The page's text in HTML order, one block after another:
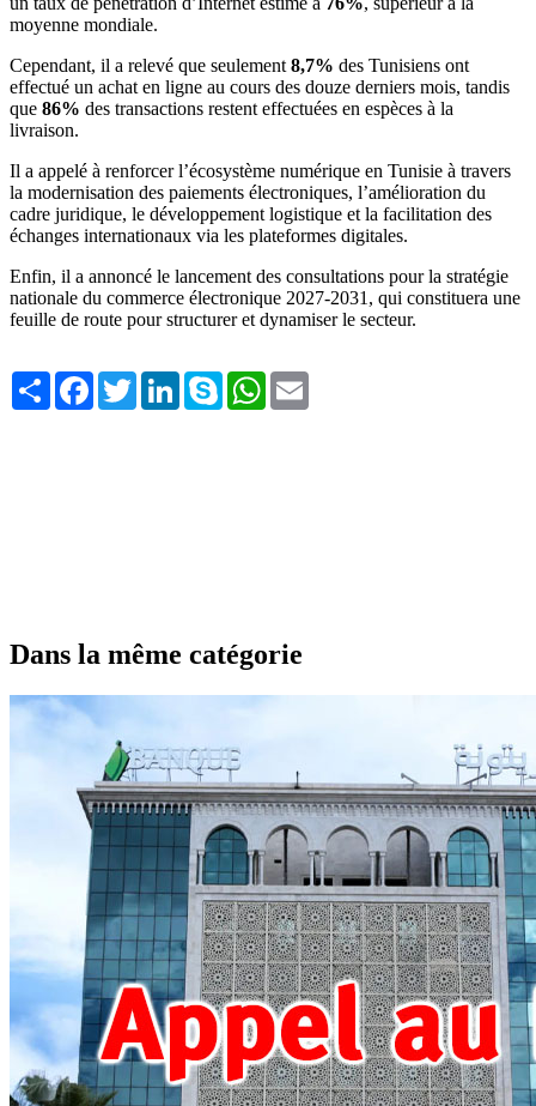
moyenne mondiale.
Cependant, il a relevé que seulement 8,7% des Tunisiens ont
effectué un achat en ligne au cours des douze derniers mois, tandis
que 86% des transactions restent effectuées en espèces à la
livraison.
Il a appelé à renforcer l’écosystème numérique en Tunisie à travers
la modernisation des paiements électroniques, l’amélioration du
cadre juridique, le développement logistique et la facilitation des
échanges internationaux via les plateformes digitales.
Enfin, il a annoncé le lancement des consultations pour la stratégie
nationale du commerce électronique 2027-2031, qui constituera une
feuille de route pour structurer et dynamiser le secteur.
Share FacebookTwitterLinkedInSkype WhatsApp
Dans la même catégorie